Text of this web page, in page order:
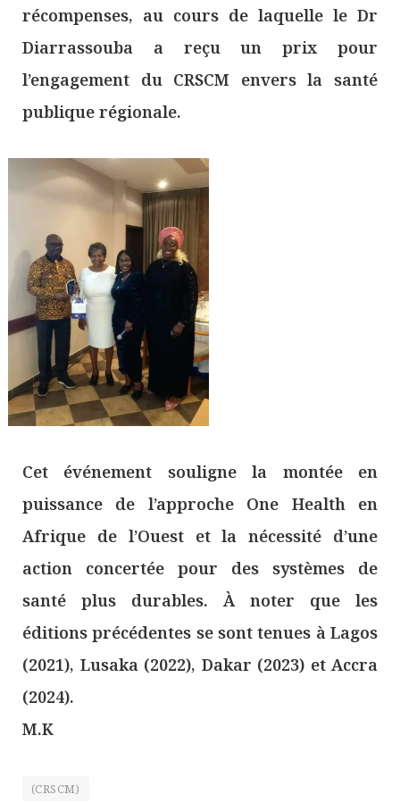
récompenses, au cours de laquelle le Dr
Diarrassouba a reçu un prix pour
l’engagement du CRSCM envers la santé
publique régionale.
Cet événement souligne la montée en
puissance de l’approche One Health en
Afrique de l’Ouest et la nécessité d’une
action concertée pour des systèmes de
santé plus durables. À noter que les
éditions précédentes se sont tenues à Lagos
(2021), Lusaka (2022), Dakar (2023) et Accra
(2024).
M.K
(CRSCM)